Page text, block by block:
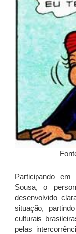
Participando
Sousa, o
desenvolvido
situação,
culturais
pelas